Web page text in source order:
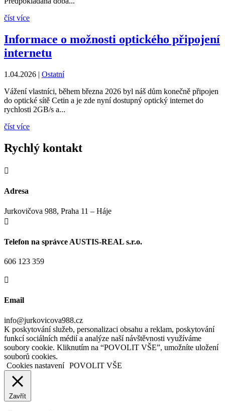
číst více
Informace o možnosti optického připojení
internetu
1.04.2026 | Ostatní
Vážení vlastníci, během března 2026 byl náš dům konečně připojen
do optické sítě Cetin a je zde nyní dostupný optický internet do
rychlosti 2GB/s a...
číst více
Rychlý kontakt

Adresa
Jurkovičova 988, Praha 11 – Háje

Telefon na správce AUSTIS-REAL s.r.o.
606 123 359

Email
info@jurkovicova988.cz
K poskytování služeb, personalizaci obsahu a reklam, poskytování
funkcí sociálních médií a analýze naší návštěvnosti využíváme
soubory cookie. Kliknutím na “POVOLIT VŠE”, umožníte uložení
souborů cookies.
Cookies nastavení POVOLIT VŠE
Zavřít